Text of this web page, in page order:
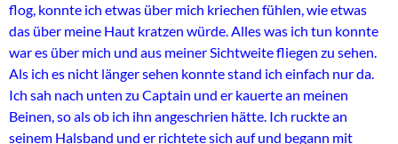
flog, konnte ich etwas über mich kriechen fühlen, wie etwas
das über meine Haut kratzen würde. Alles was ich tun konnte
war es über mich und aus meiner Sichtweite fliegen zu sehen.
Als ich es nicht länger sehen konnte stand ich einfach nur da.
Ich sah nach unten zu Captain und er kauerte an meinen
Beinen, so als ob ich ihn angeschrien hätte. Ich ruckte an
seinem Halsband und er richtete sich auf und begann mit